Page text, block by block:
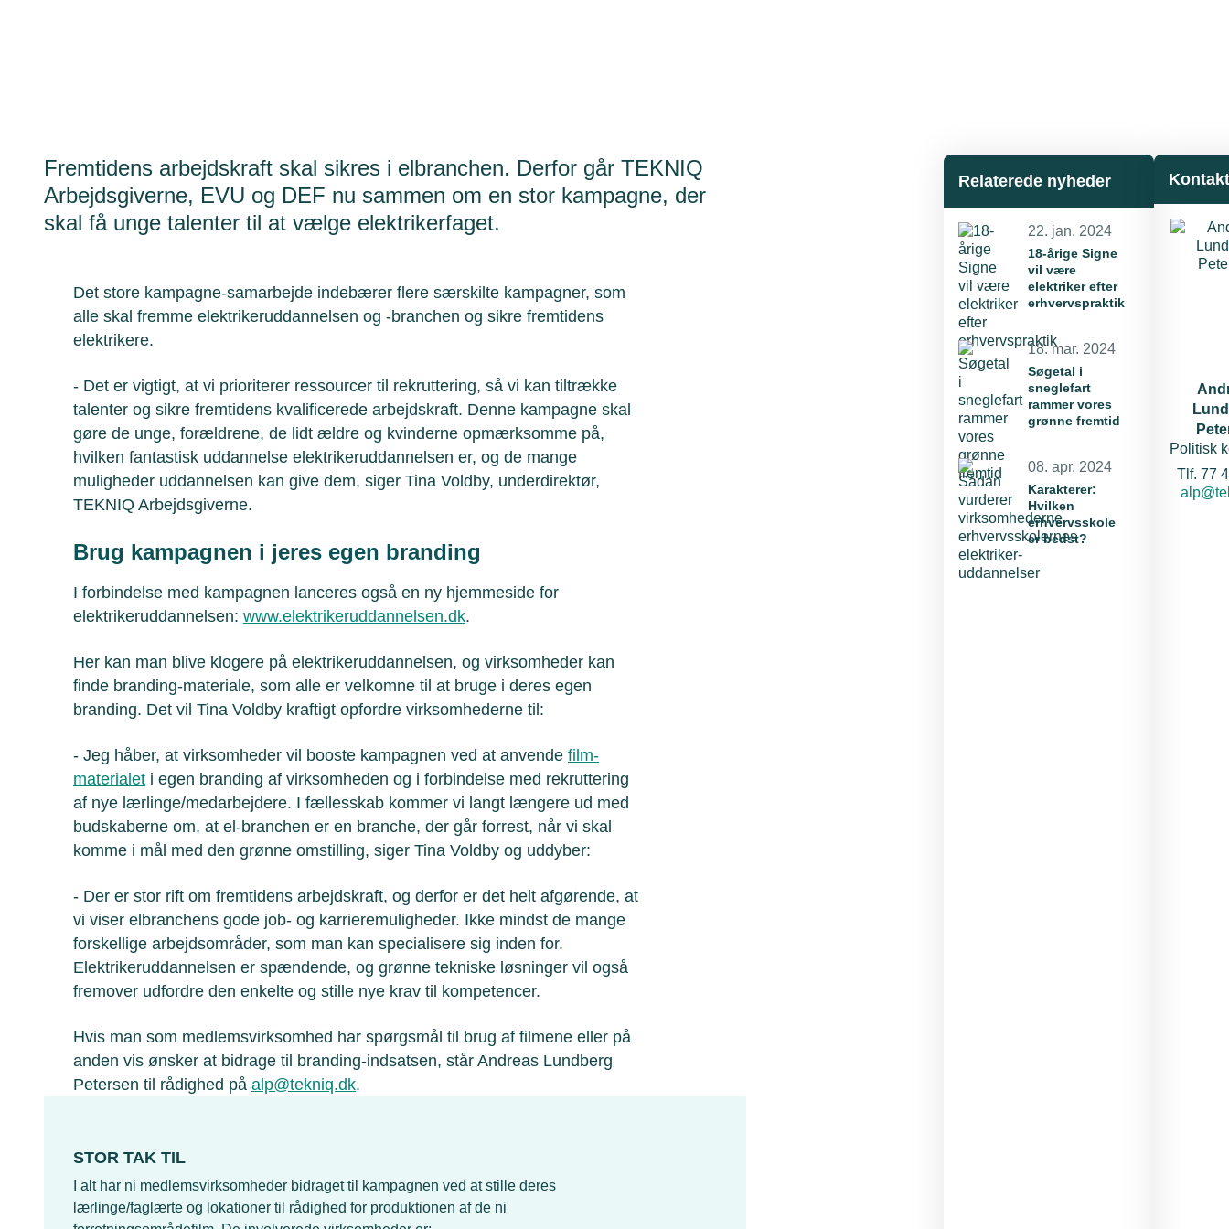
Fremtidens arbejdskraft skal sikres i elbranchen. Derfor går TEKNIQ
Arbejdsgiverne, EVU og DEF nu sammen om en stor kampagne, der
skal få unge talenter til at vælge elektrikerfaget.
Det store kampagne-samarbejde indebærer flere særskilte kampagner, som
alle skal fremme elektrikeruddannelsen og -branchen og sikre fremtidens
elektrikere.
- Det er vigtigt, at vi prioriterer ressourcer til rekruttering, så vi kan tiltrække
talenter og sikre fremtidens kvalificerede arbejdskraft. Denne kampagne skal
gøre de unge, forældrene, de lidt ældre og kvinderne opmærksomme på,
hvilken fantastisk uddannelse elektrikeruddannelsen er, og de mange
muligheder uddannelsen kan give dem, siger Tina Voldby, underdirektør,
TEKNIQ Arbejdsgiverne.
Brug kampagnen i jeres egen branding
I forbindelse med kampagnen lanceres også en ny hjemmeside for
elektrikeruddannelsen: www.elektrikeruddannelsen.dk.
Her kan man blive klogere på elektrikeruddannelsen, og virksomheder kan
finde branding-materiale, som alle er velkomne til at bruge i deres egen
branding. Det vil Tina Voldby kraftigt opfordre virksomhederne til:
- Jeg håber, at virksomheder vil booste kampagnen ved at anvende film-
materialet i egen branding af virksomheden og i forbindelse med rekruttering
af nye lærlinge/medarbejdere. I fællesskab kommer vi langt længere ud med
budskaberne om, at el-branchen er en branche, der går forrest, når vi skal
komme i mål med den grønne omstilling, siger Tina Voldby og uddyber:
- Der er stor rift om fremtidens arbejdskraft, og derfor er det helt afgørende, at
vi viser elbranchens gode job- og karrieremuligheder. Ikke mindst de mange
forskellige arbejdsområder, som man kan specialisere sig inden for.
Elektrikeruddannelsen er spændende, og grønne tekniske løsninger vil også
fremover udfordre den enkelte og stille nye krav til kompetencer.
Hvis man som medlemsvirksomhed har spørgsmål til brug af filmene eller på
anden vis ønsker at bidrage til branding-indsatsen, står Andreas Lundberg
Petersen til rådighed på alp@tekniq.dk.
STOR TAK TIL
I alt har ni medlemsvirksomheder bidraget til kampagnen ved at stille deres
lærlinge/faglærte og lokationer til rådighed for produktionen af de ni
Relaterede nyheder
22. jan. 2024
18-årige Signe
vil være
elektriker efter
erhvervspraktik
18. mar. 2024
Søgetal i
sneglefart
rammer vores
grønne fremtid
08. apr. 2024
Karakterer:
Hvilken
erhvervsskole
er bedst?
Politisk
Tlf. 77
E-mail: